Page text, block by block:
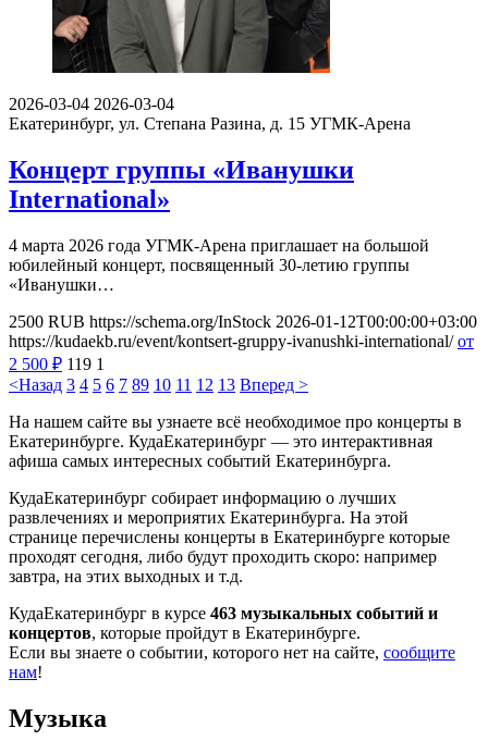
2026-03-04 2026-03-04
Екатеринбург, ул. Степана Разина, д. 15 УГМК-Арена
Концерт группы «Иванушки
International»
4 марта 2026 года УГМК-Арена приглашает на большой
юбилейный концерт, посвященный 30-летию группы
«Иванушки…
2500 RUB https://schema.org/InStock 2026-01-12T00:00:00+03:00
https://kudaekb.ru/event/kontsert-gruppy-ivanushki-international/ от
2 500 ₽ 119 1
<Назад 3 4 5 6 7 89 10 11 12 13 Вперед >
На нашем сайте вы узнаете всё необходимое про концерты в
Екатеринбурге. КудаЕкатеринбург — это интерактивная
афиша самых интересных событий Екатеринбурга.
КудаЕкатеринбург собирает информацию о лучших
развлечениях и мероприятих Екатеринбурга. На этой
странице перечислены концерты в Екатеринбурге которые
проходят сегодня, либо будут проходить скоро: например
завтра, на этих выходных и т.д.
КудаЕкатеринбург в курсе 463 музыкальных событий и
концертов, которые пройдут в Екатеринбурге.
Если вы знаете о событии, которого нет на сайте, сообщите
нам!
Музыка